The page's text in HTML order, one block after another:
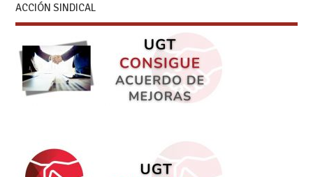
ACCIÓN SINDICAL